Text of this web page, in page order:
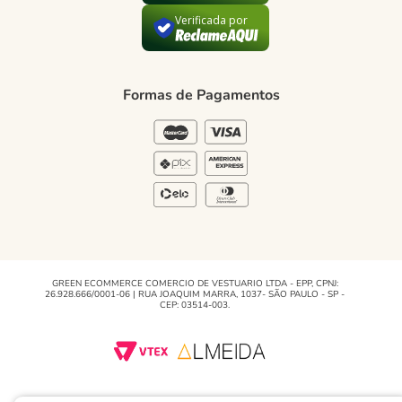
Política de Privacidade
Regulamento e Promoções
Verificada por
Formas de Pagamentos
GREEN ECOMMERCE COMERCIO DE VESTUARIO LTDA - EPP, CPNJ:
26.928.666/0001-06 | RUA JOAQUIM MARRA, 1037- SÃO PAULO - SP -
CEP: 03514-003.